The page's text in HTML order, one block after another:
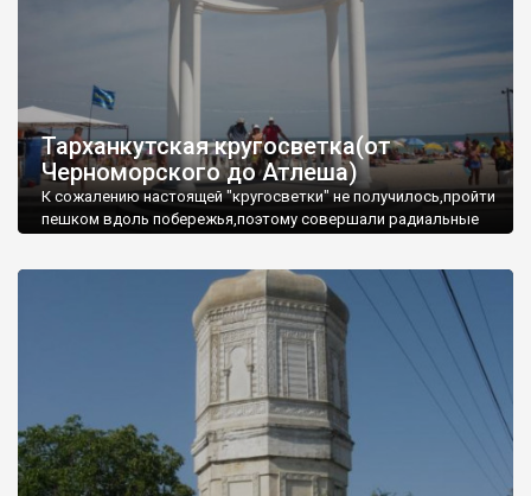
Тарханкутская кругосветка(от
Черноморского до Атлеша)
К сожалению настоящей "кругосветки" не получилось,пройти
пешком вдоль побережья,поэтому совершали радиальные